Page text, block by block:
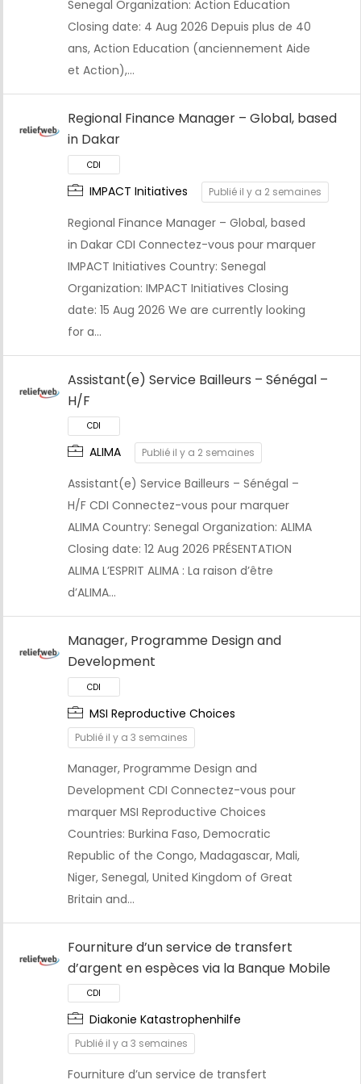
CDI
CDI
CDI
Senegal Organization: Action Education
Closing date: 4 Aug 2026 Depuis plus de 40
ans, Action Education (anciennement Aide
et Action),…
Regional Finance Manager – Global, based
in Dakar
CDI
IMPACT Initiatives Publié il y a 2 semaines
Regional Finance Manager – Global, based
in Dakar CDI Connectez-vous pour marquer
IMPACT Initiatives Country: Senegal
Organization: IMPACT Initiatives Closing
date: 15 Aug 2026 We are currently looking
for a…
Assistant(e) Service Bailleurs – Sénégal –
H/F
ALIMA Publié il y a 2 semaines
Assistant(e) Service Bailleurs – Sénégal –
H/F CDI Connectez-vous pour marquer
ALIMA Country: Senegal Organization: ALIMA
Closing date: 12 Aug 2026 PRÉSENTATION
ALIMA L’ESPRIT ALIMA : La raison d’être
d’ALIMA…
Manager, Programme Design and
Development
MSI Reproductive Choices
Publié il y a 3 semaines
Manager, Programme Design and
Development CDI Connectez-vous pour
marquer MSI Reproductive Choices
Countries: Burkina Faso, Democratic
Republic of the Congo, Madagascar, Mali,
Niger, Senegal, United Kingdom of Great
Britain and…
Fourniture d’un service de transfert
d’argent en espèces via la Banque Mobile
Diakonie Katastrophenhilfe
Publié il y a 3 semaines
Fourniture d’un service de transfert